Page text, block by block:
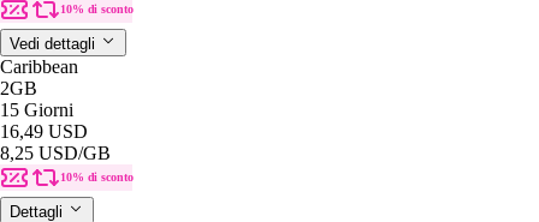
10% di sconto
Vedi dettagli
Caribbean
2GB
15 Giorni
16,49 USD
8,25 USD/GB
10% di sconto
Dettagli